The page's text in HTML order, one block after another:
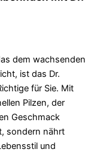
dem wachsenden
ist das Dr.
für Sie. Mit
Pilzen, der
Geschmack
sondern nährt
und